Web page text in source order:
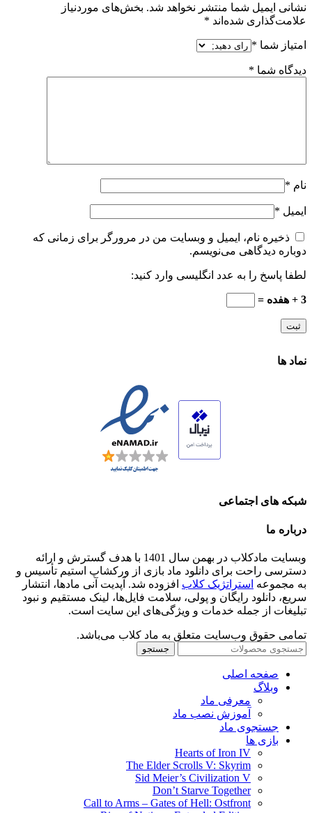
نشانی ایمیل شما منتشر نخواهد شد. بخش‌های موردنیاز
علامت‌گذاری شده‌اند *
امتیاز شما *
دیدگاه شما *
نام *
ایمیل *
ذخیره نام، ایمیل و وبسایت من در مرورگر برای زمانی که
دوباره دیدگاهی می‌نویسم.
لطفا پاسخ را به عدد انگلیسی وارد کنید:
3 + هفده =
نماد ها
شبکه های اجتماعی
درباره ما
وبسایت مادکلاب در بهمن سال 1401 با هدف گسترش و ارائه
دسترسی راحت برای دانلود ماد بازی از ورکشاپ استیم تأسیس و
به مجموعه استراتژیک کلاب افزوده شد. آپدیت آنی مادها، انتشار
سریع، دانلود رایگان و پولی، سلامت فایل‌ها، لینک مستقیم و نبود
تبلیغات از جمله خدمات و ویژگی‌های این سایت است.
تمامی حقوق وب‌سایت متعلق به ماد کلاب می‌باشد.
جستجو
صفحه اصلی
وبلاگ
معرفی ماد
آموزش نصب ماد
جستجوی ماد
بازی ها
Hearts of Iron IV
The Elder Scrolls V: Skyrim
Sid Meier’s Civilization V
Don’t Starve Together
Call to Arms – Gates of Hell: Ostfront